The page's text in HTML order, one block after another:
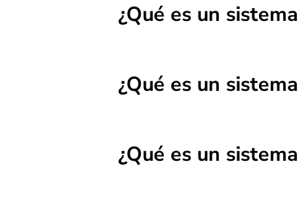
¿Qué es un
¿Qué es un
¿Qué es un